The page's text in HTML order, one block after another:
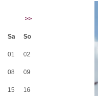
>>
Sa So
01 02
08 09
15 16